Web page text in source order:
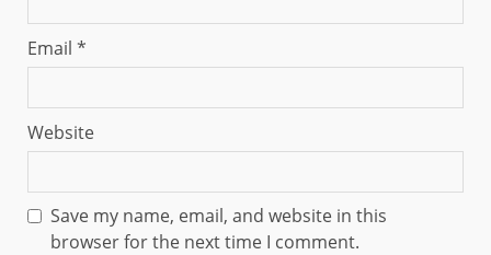
Email *
Website
Save my name, email, and website in this
browser for the next time I comment.